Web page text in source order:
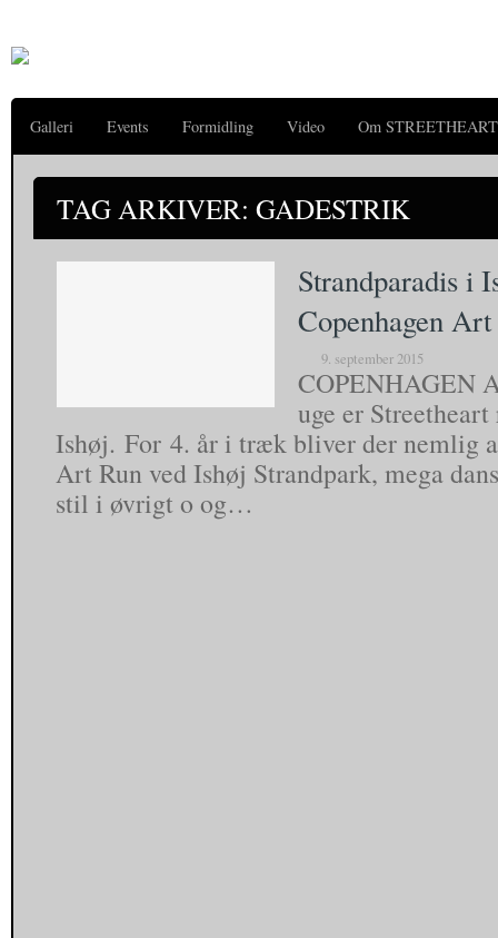
Galleri Events Formidling Video Om STREETHEART
TAG ARKIVER: GADESTRIK
Strandparadis i
Copenhagen
9. september 2015
COPENHAGEN
uge er
Ishøj. For 4. år i træk bliver der nemlig
Art Run ved Ishøj Strandpark, mega
stil i øvrigt o og…